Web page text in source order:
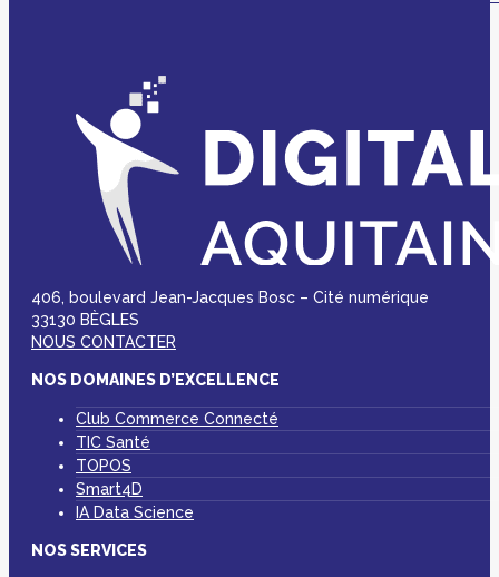
406, boulevard Jean-Jacques Bosc – Cité numérique
33130 BÈGLES
NOUS CONTACTER
NOS DOMAINES D’EXCELLENCE
Club Commerce Connecté
TIC Santé
TOPOS
Smart4D
IA Data Science
NOS SERVICES